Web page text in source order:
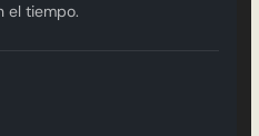
el tiempo.